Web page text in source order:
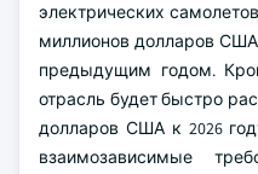
электрических
миллионов долларов
предыдущим годом.
отрасль будет быстро
долларов США к 2026
взаимозависимые